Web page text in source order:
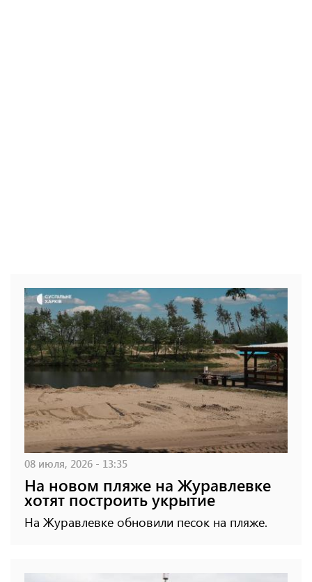
08 июля, 2026 - 13:35
На новом пляже на Журавлевке
хотят построить укрытие
На Журавлевке обновили песок на пляже.